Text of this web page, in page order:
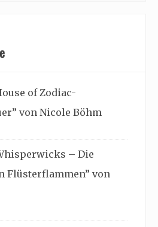
of Zodiac-
von Nicole Böhm
– Die
Flüsterflammen” von